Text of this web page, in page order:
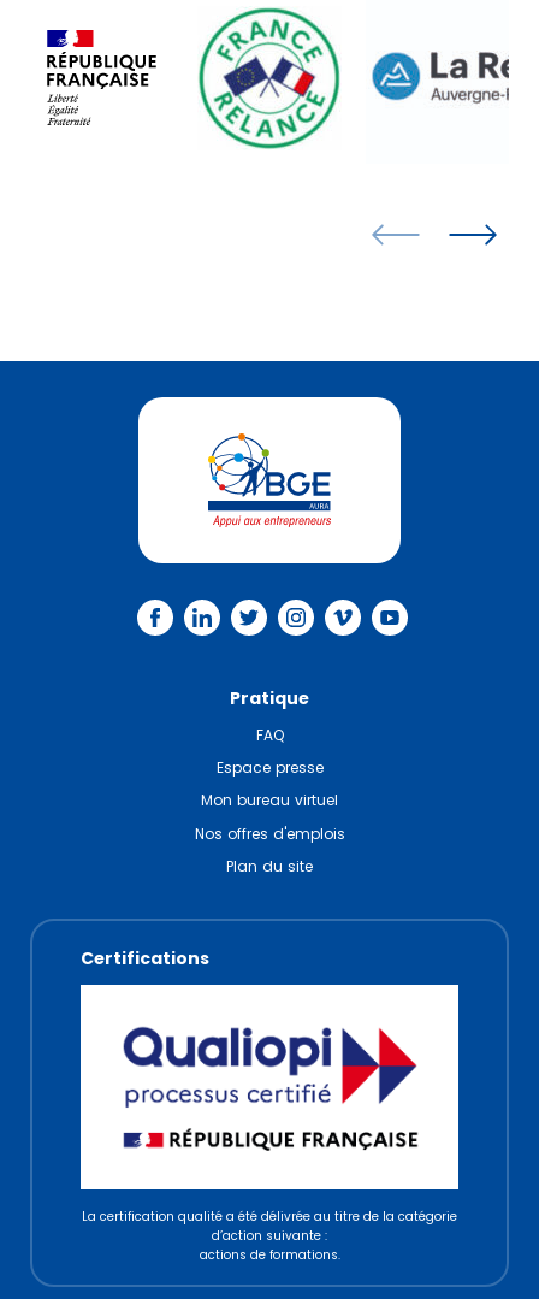
Pratique
FAQ
Espace presse
Mon bureau virtuel
Nos offres d'emplois
Plan du site
Certifications
La certification qualité a été délivrée au titre de la catégorie
d’action suivante :
actions de formations.